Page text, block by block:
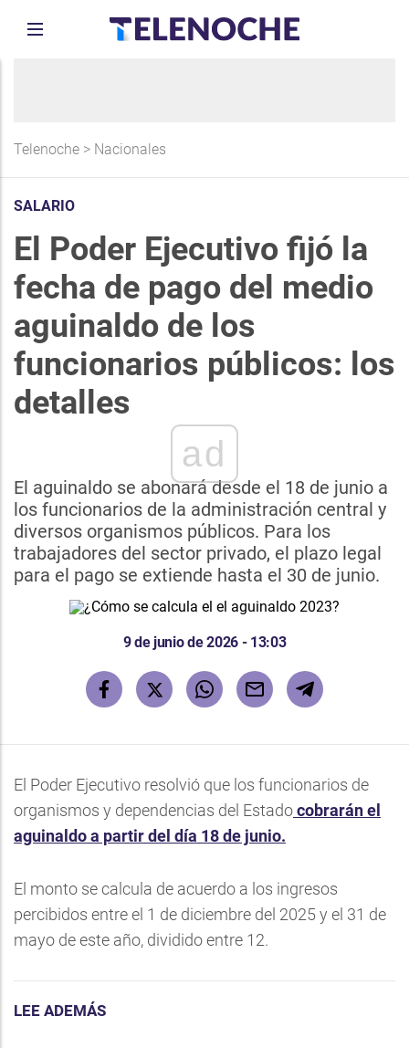
Telenoche > Nacionales
SALARIO
El Poder Ejecutivo fijó la
fecha de pago del medio
aguinaldo de los
funcionarios públicos: los
detalles
ad
El aguinaldo se abonará desde el 18 de junio a
los funcionarios de la administración central y
diversos organismos públicos. Para los
trabajadores del sector privado, el plazo legal
para el pago se extiende hasta el 30 de junio.
9 de junio de 2026 - 13:03
El Poder Ejecutivo resolvió que los funcionarios de
organismos y dependencias del Estadocobrarán el
aguinaldo a partir del día 18 de junio.
El monto se calcula de acuerdo a los ingresos
percibidos entre el 1 de diciembre del 2025 y el 31 de
mayo de este año, dividido entre 12.
LEE ADEMÁS